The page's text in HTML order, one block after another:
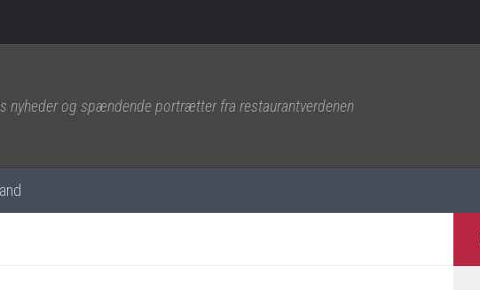
nyheder og spændende portrætter fra restaurantverdenen